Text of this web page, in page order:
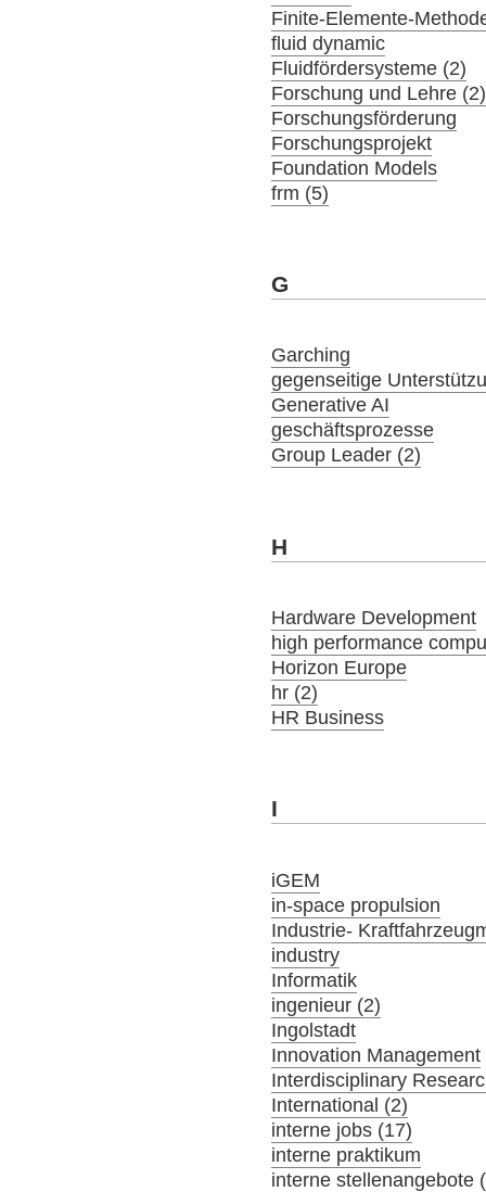
Finite-Elemente-
fluid dynamic
Fluidfördersysteme (2)
Forschung und Lehre (2)
Forschungsförderung
Forschungsprojekt
Foundation Models
frm (5)
G
Garching
gegenseitige
Generative AI
geschäftsprozesse
Group Leader (2)
H
Hardware Development
high performance
Horizon Europe
hr (2)
HR Business
I
iGEM
in-space propulsion
Industrie-
industry
Informatik
ingenieur (2)
Ingolstadt
Innovation Management
Interdisciplinary
International (2)
interne jobs (17)
interne praktikum
interne stellenangebote